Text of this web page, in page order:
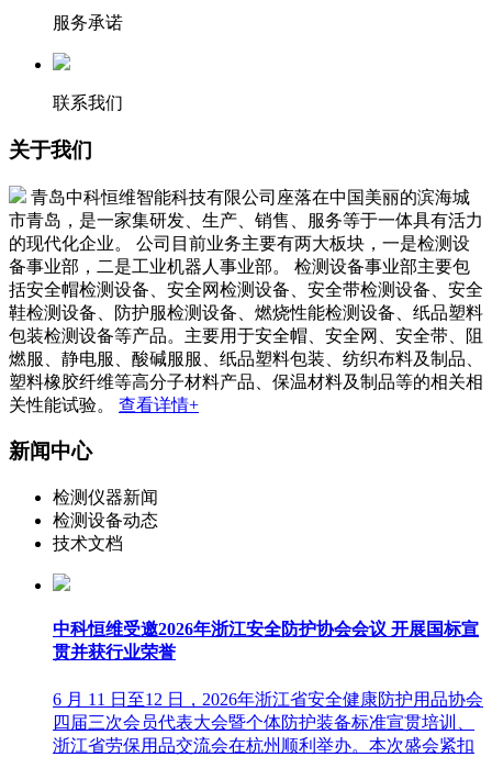
服务承诺
联系我们
关于我们
青岛中科恒维智能科技有限公司座落在中国美丽的滨海城
市青岛，是一家集研发、生产、销售、服务等于一体具有活力
的现代化企业。 公司目前业务主要有两大板块，一是检测设
备事业部，二是工业机器人事业部。 检测设备事业部主要包
括安全帽检测设备、安全网检测设备、安全带检测设备、安全
鞋检测设备、防护服检测设备、燃烧性能检测设备、纸品塑料
包装检测设备等产品。主要用于安全帽、安全网、安全带、阻
燃服、静电服、酸碱服服、纸品塑料包装、纺织布料及制品、
塑料橡胶纤维等高分子材料产品、保温材料及制品等的相关相
关性能试验。 查看详情+
新闻中心
检测仪器新闻
检测设备动态
技术文档
中科恒维受邀2026年浙江安全防护协会会议 开展国标宣
贯并获行业荣誉
6 月 11 日至12 日，2026年浙江省安全健康防护用品协会
四届三次会员代表大会暨个体防护装备标准宣贯培训、
浙江省劳保用品交流会在杭州顺利举办。本次盛会紧扣